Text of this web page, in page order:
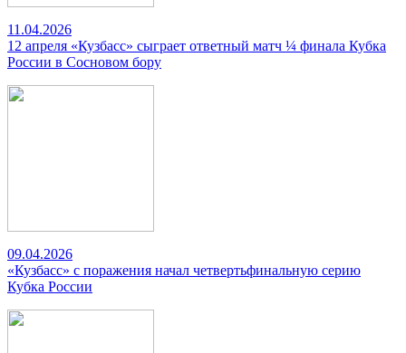
11.04.2026
12 апреля «Кузбасс» сыграет ответный матч ¼ финала Кубка
России в Сосновом бору
09.04.2026
«Кузбасс» с поражения начал четвертьфинальную серию
Кубка России